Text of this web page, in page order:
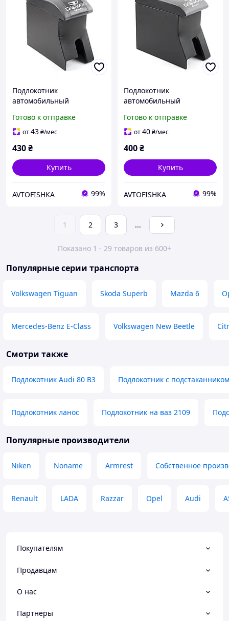
Подлокотник
автомобильный
черно-серый с логотипом
(изогнутый)
Готово к отправке
от43₴/мес
430₴
Купить
AVTOFISHKA 99%
Подлокотник
автомобильный
серый с вышивкой
(кожзам)
Готово к отправке
от40₴/мес
400₴
Купить
AVTOFISHKA 99%
1 2 3 ...
Показано 1 - 29 товаров из 600+
Популярные серии транспорта
Volkswagen Tiguan Skoda Superb Mazda 6
Mercedes-Benz E-Class Volkswagen New Beetle
Смотри также
Подлокотник Audi 80 B3 Подлокотник с подстаканником
Подлокотник ланос Подлокотник на ваз 2109
Популярные производители
Niken Noname Armrest Собственное
Renault LADA Razzar Opel Audi
Покупателям
Продавцам
О нас
Партнеры